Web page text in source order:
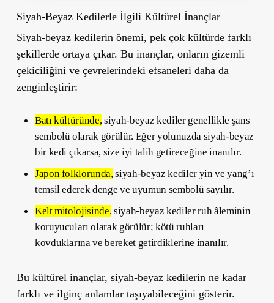
Siyah-Beyaz Kedilerle İlgili Kültürel İnançlar
Siyah-beyaz kedilerin önemi, pek çok kültürde farklı
şekillerde ortaya çıkar. Bu inançlar, onların gizemli
çekiciliğini ve çevrelerindeki efsaneleri daha da
zenginleştirir:
Batı kültüründe,siyah-beyaz kediler genellikle şans
sembolü olarak görülür. Eğer yolunuzda siyah-beyaz
bir kedi çıkarsa, size iyi talih getireceğine inanılır.
Japon folklorunda,siyah-beyaz kediler yin ve yang’ı
temsil ederek denge ve uyumun sembolü sayılır.
Kelt mitolojisinde,siyah-beyaz kediler ruh âleminin
koruyucuları olarak görülür; kötü ruhları
kovduklarına ve bereket getirdiklerine inanılır.
Bu kültürel inançlar, siyah-beyaz kedilerin ne kadar
farklı ve ilginç anlamlar taşıyabileceğini gösterir.